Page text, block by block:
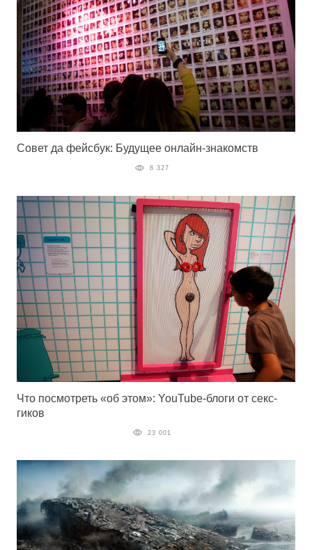
Совет да фейсбук: Будущее онлайн-знакомств
8 327
Что посмотреть «об этом»: YouTube-блоги от секс-
гиков
23 001